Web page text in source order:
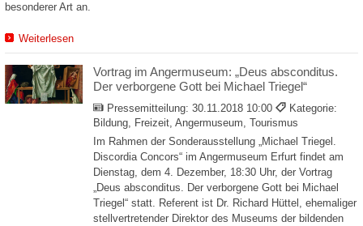
besonderer Art an.
Weiterlesen
Vortrag im Angermuseum: „Deus absconditus.
Der verborgene Gott bei Michael Triegel“
Pressemitteilung: 30.11.2018 10:00
Kategorie:
Bildung, Freizeit, Angermuseum, Tourismus
Im Rahmen der Sonderausstellung „Michael Triegel.
Discordia Concors“ im Angermuseum Erfurt findet am
Dienstag, dem 4. Dezember, 18:30 Uhr, der Vortrag
„Deus absconditus. Der verborgene Gott bei Michael
Triegel“ statt. Referent ist Dr. Richard Hüttel, ehemaliger
stellvertretender Direktor des Museums der bildenden